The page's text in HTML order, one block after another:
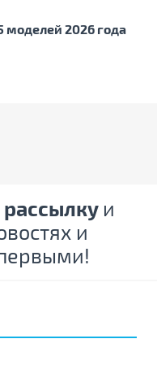
моделей 2026 года
и
и